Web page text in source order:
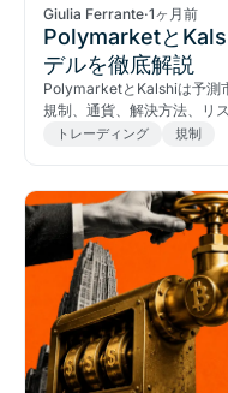
Giulia Ferrante·1ヶ月前
Polymarketと
デルを徹底解説
PolymarketとKalshiは予測
規制、通貨、解決方法、リ
トレーディング 規制